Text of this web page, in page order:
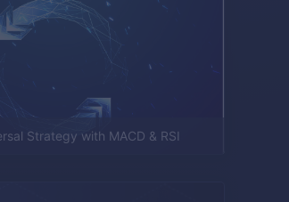
Strategy with MACD & RSI